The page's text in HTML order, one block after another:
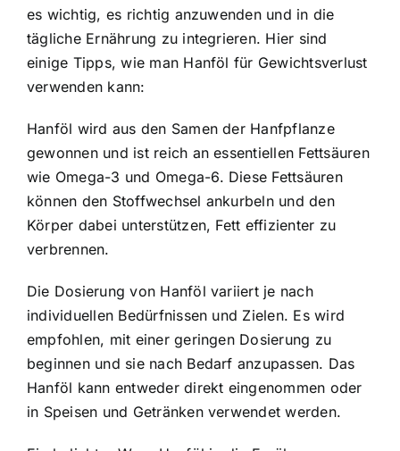
es wichtig, es richtig anzuwenden und in die
tägliche Ernährung zu integrieren. Hier sind
einige Tipps, wie man Hanföl für Gewichtsverlust
verwenden kann:
Hanföl wird aus den Samen der Hanfpflanze
gewonnen und ist reich an essentiellen Fettsäuren
wie Omega-3 und Omega-6. Diese Fettsäuren
können den Stoffwechsel ankurbeln und den
Körper dabei unterstützen, Fett effizienter zu
verbrennen.
Die Dosierung von Hanföl variiert je nach
individuellen Bedürfnissen und Zielen. Es wird
empfohlen, mit einer geringen Dosierung zu
beginnen und sie nach Bedarf anzupassen. Das
Hanföl kann entweder direkt eingenommen oder
in Speisen und Getränken verwendet werden.